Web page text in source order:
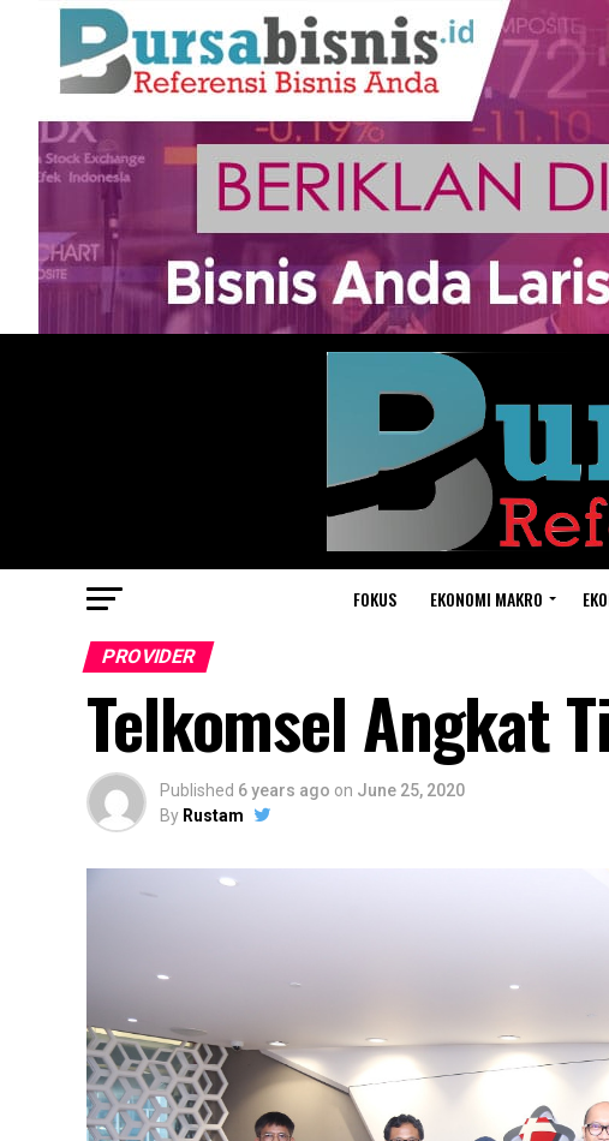
FOKUS EKONOMI MAKRO
PROVIDER
Telkomsel Angkat
Published 6 years ago on June 25, 2020
By Rustam